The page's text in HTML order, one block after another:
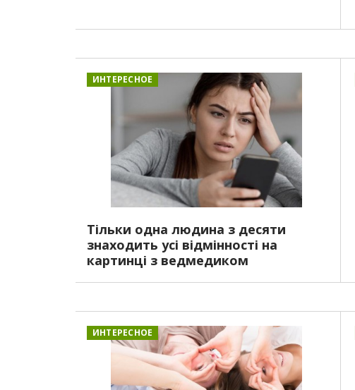
ИНТЕРЕСНОЕ
Тільки одна людина з десяти
знаходить усі відмінності на
картинці з ведмедиком
ИНТЕРЕСНОЕ